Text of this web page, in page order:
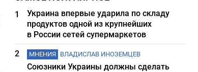
1
Украина впервые ударила по складу
продуктов одной из крупнейших
в России сетей супермаркетов
2
МНЕНИЯ ВЛАДИСЛАВ ИНОЗЕМЦЕВ
Союзники Украины должны сделать